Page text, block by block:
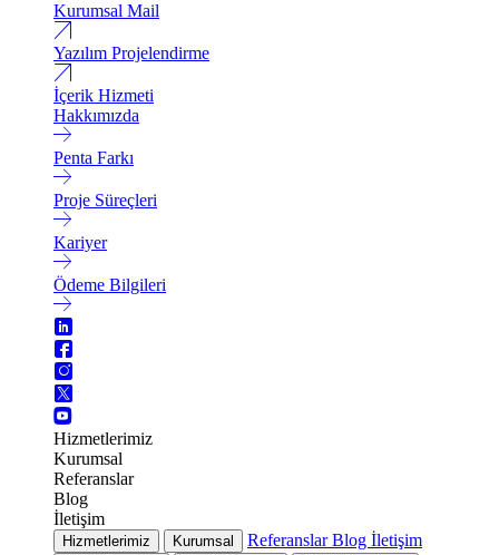
Kurumsal Mail
Yazılım Projelendirme
İçerik Hizmeti
Hakkımızda
Penta Farkı
Proje Süreçleri
Kariyer
Ödeme Bilgileri
Hizmetlerimiz
Kurumsal
Referanslar
Blog
İletişim
Hizmetlerimiz Kurumsal ReferanslarBlog İletişim